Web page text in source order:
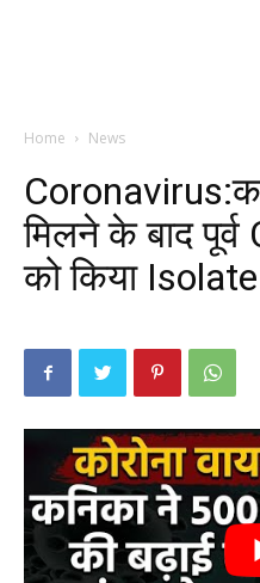
Home News
मिलने के बाद
को किया